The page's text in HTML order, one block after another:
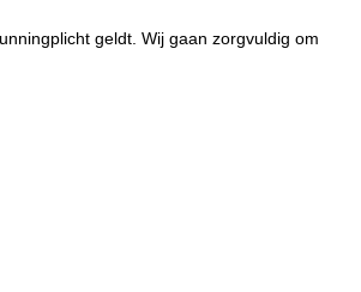
geldt. Wij gaan zorgvuldig om